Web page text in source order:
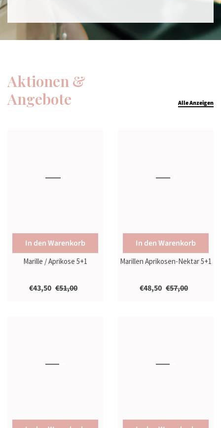
Aktionen &
Angebote
Alle Anzeigen
In den Warenkorb
Marille / Aprikose 5+1
€43,50 €51,00
In den Warenkorb
Marillen Aprikosen-Nektar 5+1
€48,50 €57,00